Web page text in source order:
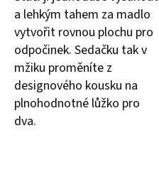
a lehkým tahem za madlo
vytvořit rovnou plochu pro
odpočinek. Sedačku tak v
mžiku proměníte z
designového kousku na
plnohodnotné lůžko pro
dva.